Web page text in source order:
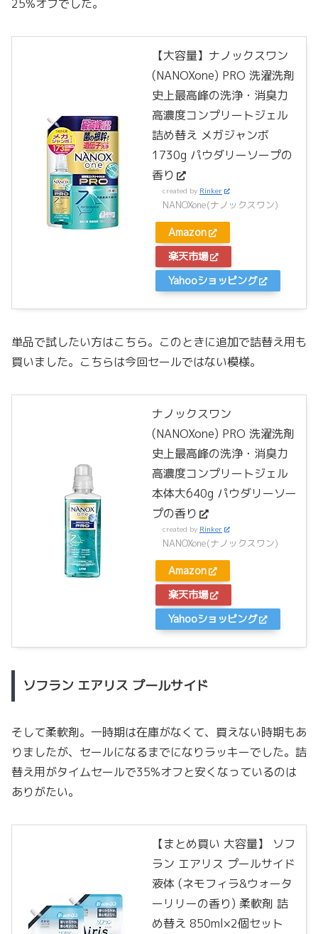
25%オフでした。
【大容量】ナノックスワン
(NANOXone) PRO 洗濯洗剤
史上最高峰の洗浄・消臭力
高濃度コンプリートジェル
詰め替え メガジャンボ
1730g パウダリーソープの
香り
created by Rinker
NANOXone(ナノックスワン)
Amazon
楽天市場
Yahooショッピング
単品で試したい方はこちら。このときに追加で詰替え用も
買いました。こちらは今回セールではない模様。
ナノックスワン
(NANOXone) PRO 洗濯洗剤
史上最高峰の洗浄・消臭力
高濃度コンプリートジェル
本体大640g パウダリーソー
プの香り
created by Rinker
NANOXone(ナノックスワン)
Amazon
楽天市場
Yahooショッピング
ソフラン エアリス プールサイド
そして柔軟剤。一時期は在庫がなくて、買えない時期もあ
りましたが、セールになるまでになりラッキーでした。詰
替え用がタイムセールで35%オフと安くなっているのは
ありがたい。
【まとめ買い 大容量】 ソフ
ラン エアリス プールサイド
液体 (ネモフィラ&ウォータ
ーリリーの香り) 柔軟剤 詰
め替え 850ml×2個セット